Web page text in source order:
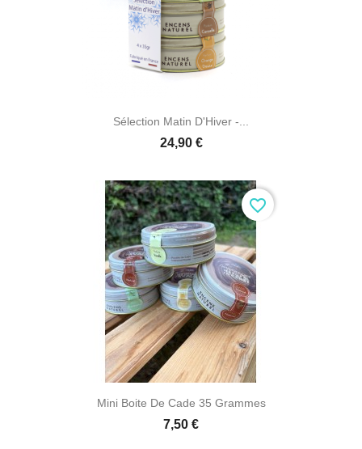
Sélection Matin D'Hiver -...
24,90 €
Mini Boite De Cade 35 Grammes
7,50 €
favorite_border